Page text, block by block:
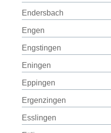
Endersbach
Engen
Engstingen
Eningen
Eppingen
Ergenzingen
Esslingen